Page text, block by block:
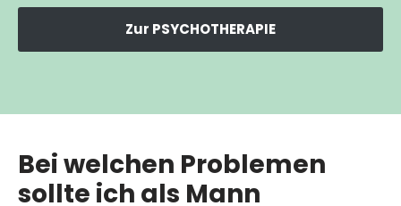
Zur PSYCHOTHERAPIE
Bei welchen Problemen
sollte ich als Mann